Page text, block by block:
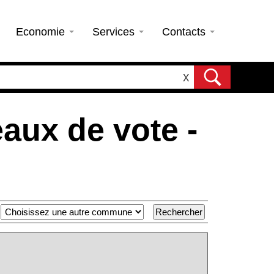
Economie Services Contacts
X
de vote -